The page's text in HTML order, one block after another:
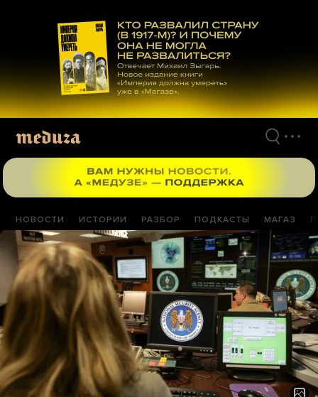
материалам
НОВОСТИ ИСТОРИИ РАЗБОР ПОДКАСТЫ МАГАЗ